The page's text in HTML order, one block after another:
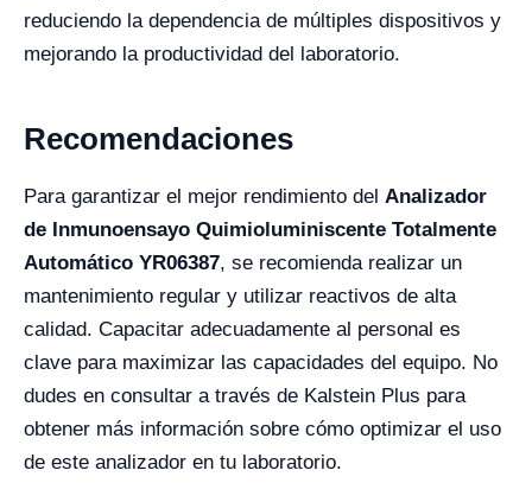
reduciendo la dependencia de múltiples dispositivos y
mejorando la productividad del laboratorio.
Recomendaciones
Para garantizar el mejor rendimiento del Analizador
de Inmunoensayo Quimioluminiscente Totalmente
Automático YR06387, se recomienda realizar un
mantenimiento regular y utilizar reactivos de alta
calidad. Capacitar adecuadamente al personal es
clave para maximizar las capacidades del equipo. No
dudes en consultar a través de Kalstein Plus para
obtener más información sobre cómo optimizar el uso
de este analizador en tu laboratorio.